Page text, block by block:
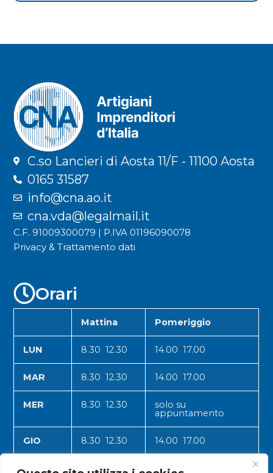
C.so Lancieri di Aosta 11/F - 11100 Aosta
0165 31587
info@cna.ao.it
cna.vda@legalmail.it
C.F. 91009300079 | P.IVA 01196090078
Privacy & Trattamento dati
Orari
Mattina Pomeriggio
LUN 8.30 12.30 14.00 17.00
MAR 8.30 12.30 14.00 17.00
MER 8.30 12.30 solo su
appuntamento
GIO 8.30 12.30 14.00 17.00
VEN 8.30 12.30 14.00 17.00